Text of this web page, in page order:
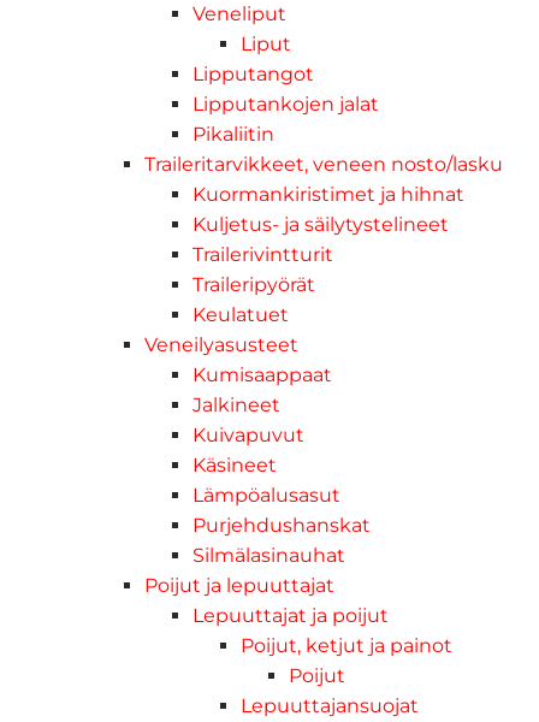
Veneliput
Liput
Lipputangot
Lipputankojen jalat
Pikaliitin
Traileritarvikkeet, veneen nosto/lasku
Kuormankiristimet ja hihnat
Kuljetus- ja säilytystelineet
Trailerivintturit
Traileripyörät
Keulatuet
Veneilyasusteet
Kumisaappaat
Jalkineet
Kuivapuvut
Käsineet
Lämpöalusasut
Purjehdushanskat
Silmälasinauhat
Poijut ja lepuuttajat
Lepuuttajat ja poijut
Poijut, ketjut ja painot
Poijut
Lepuuttajansuojat